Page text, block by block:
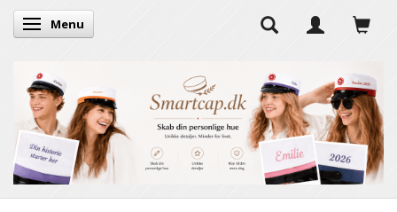
Skifte navigation
Menu